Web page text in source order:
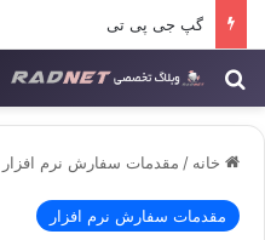
جستجو برای
خانه / مقدمات سفارش نرم افزار
مقدمات سفارش نرم افزار